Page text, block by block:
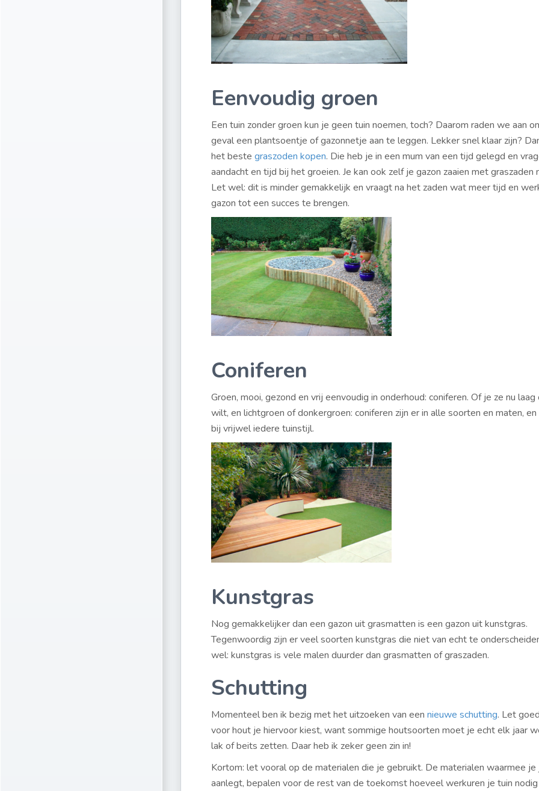
Eenvoudig groen
Een tuin zonder groen kun je geen tuin noemen, toch? Daarom raden we aan
geval een plantsoentje of gazonnetje aan te leggen. Lekker snel klaar zijn?
het beste graszoden kopen. Die heb je in een mum van een tijd gelegd en
aandacht en tijd bij het groeien. Je kan ook zelf je gazon zaaien met graszaden
Let wel: dit is minder gemakkelijk en vraagt na het zaden wat meer tijd en
gazon tot een succes te brengen.
Coniferen
Groen, mooi, gezond en vrij eenvoudig in onderhoud: coniferen. Of je ze nu
wilt, en lichtgroen of donkergroen: coniferen zijn er in alle soorten en maten,
bij vrijwel iedere tuinstijl.
Kunstgras
Nog gemakkelijker dan een gazon uit grasmatten is een gazon uit kunstgras.
Tegenwoordig zijn er veel soorten kunstgras die niet van echt te
wel: kunstgras is vele malen duurder dan grasmatten of graszaden.
Schutting
Momenteel ben ik bezig met het uitzoeken van een nieuwe schutting. Let
voor hout je hiervoor kiest, want sommige houtsoorten moet je echt elk jaar
lak of beits zetten. Daar heb ik zeker geen zin in!
Kortom: let vooral op de materialen die je gebruikt. De materialen waarmee je
aanlegt, bepalen voor de rest van de toekomst hoeveel werkuren je tuin